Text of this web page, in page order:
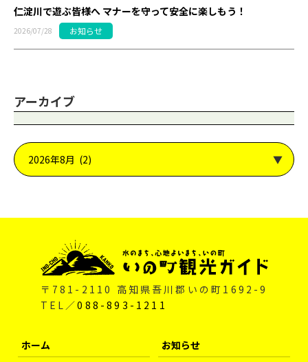
仁淀川で遊ぶ皆様へ マナーを守って安全に楽しもう！
2026/07/28 お知らせ
アーカイブ
〒781-2110 高知県吾川郡いの町1692-9
TEL／088-893-1211
ホーム
お知らせ